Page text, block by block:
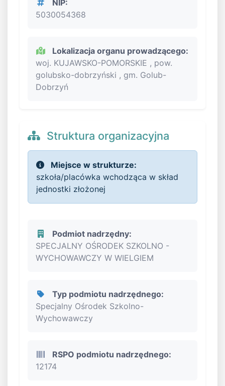
NIP:
5030054368
Lokalizacja organu prowadzącego:
woj. KUJAWSKO-POMORSKIE , pow.
golubsko-dobrzyński , gm. Golub-
Dobrzyń
Struktura organizacyjna
Miejsce w strukturze:
szkoła/placówka wchodząca w skład
jednostki złożonej
Podmiot nadrzędny:
SPECJALNY OŚRODEK SZKOLNO -
WYCHOWAWCZY W WIELGIEM
Typ podmiotu nadrzędnego:
Specjalny Ośrodek Szkolno-
Wychowawczy
RSPO podmiotu nadrzędnego:
12174